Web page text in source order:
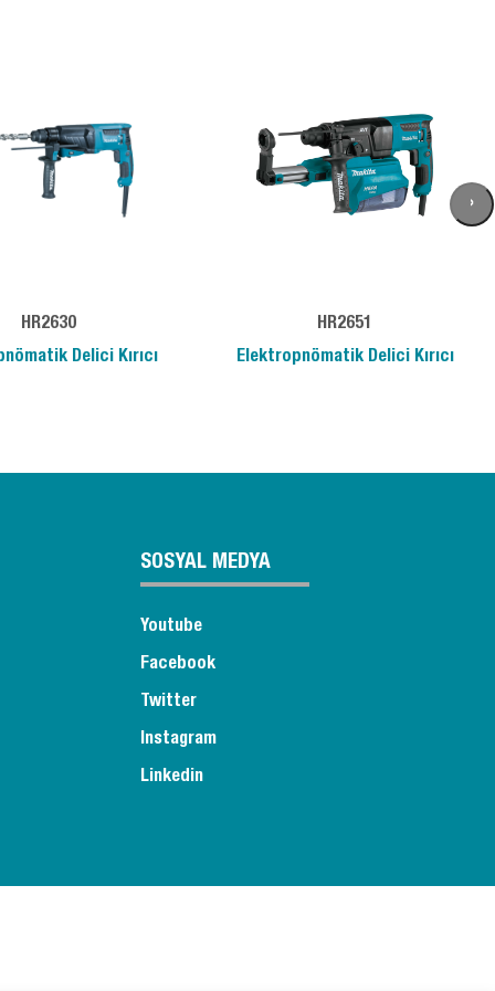
HR2630
Delici Kırıcı
HR2651
Elektropnömatik Delici Kırıcı
›
SOSYAL MEDYA
Youtube
Facebook
Twitter
Instagram
Linkedin